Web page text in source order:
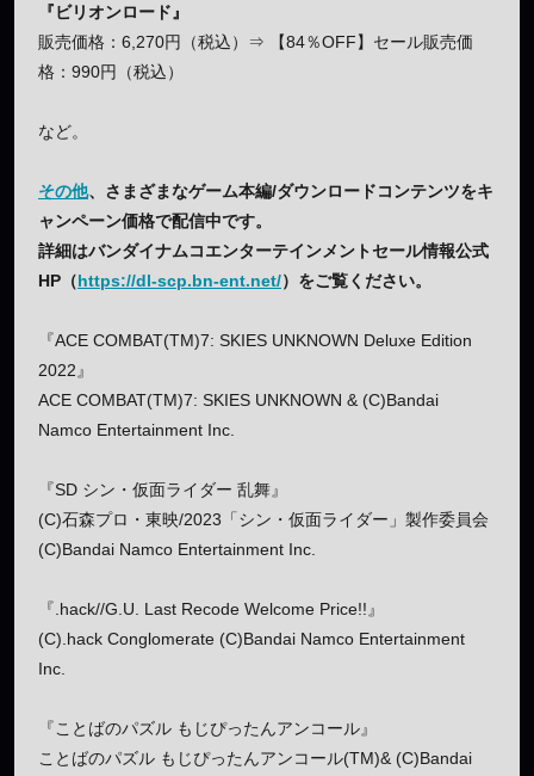
『ビリオンロード』
販売価格：6,270円（税込）⇒ 【84％OFF】セール販売価
格：990円（税込）
など。
その他、さまざまなゲーム本編/ダウンロードコンテンツをキ
ャンペーン価格で配信中です。
詳細はバンダイナムコエンターテインメントセール情報公式
HP（https://dl-scp.bn-ent.net/）をご覧ください。
『ACE COMBAT(TM)7: SKIES UNKNOWN Deluxe Edition
2022』
ACE COMBAT(TM)7: SKIES UNKNOWN & (C)Bandai
Namco Entertainment Inc.
『SD シン・仮面ライダー 乱舞』
(C)石森プロ・東映/2023「シン・仮面ライダー」製作委員会
(C)Bandai Namco Entertainment Inc.
『.hack//G.U. Last Recode Welcome Price!!』
(C).hack Conglomerate (C)Bandai Namco Entertainment
Inc.
『ことばのパズル もじぴったんアンコール』
ことばのパズル もじぴったんアンコール(TM)& (C)Bandai